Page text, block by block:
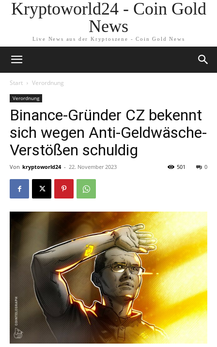
Kryptoworld24 - Coin Gold
News
Live News aus der Kryptoszene - Coin Gold News
Start Verordnung
Verordnung
Binance-Gründer CZ bekennt
sich wegen Anti-Geldwäsche-
Verstößen schuldig
Von kryptoworld24 - 22. November 2023 0
501